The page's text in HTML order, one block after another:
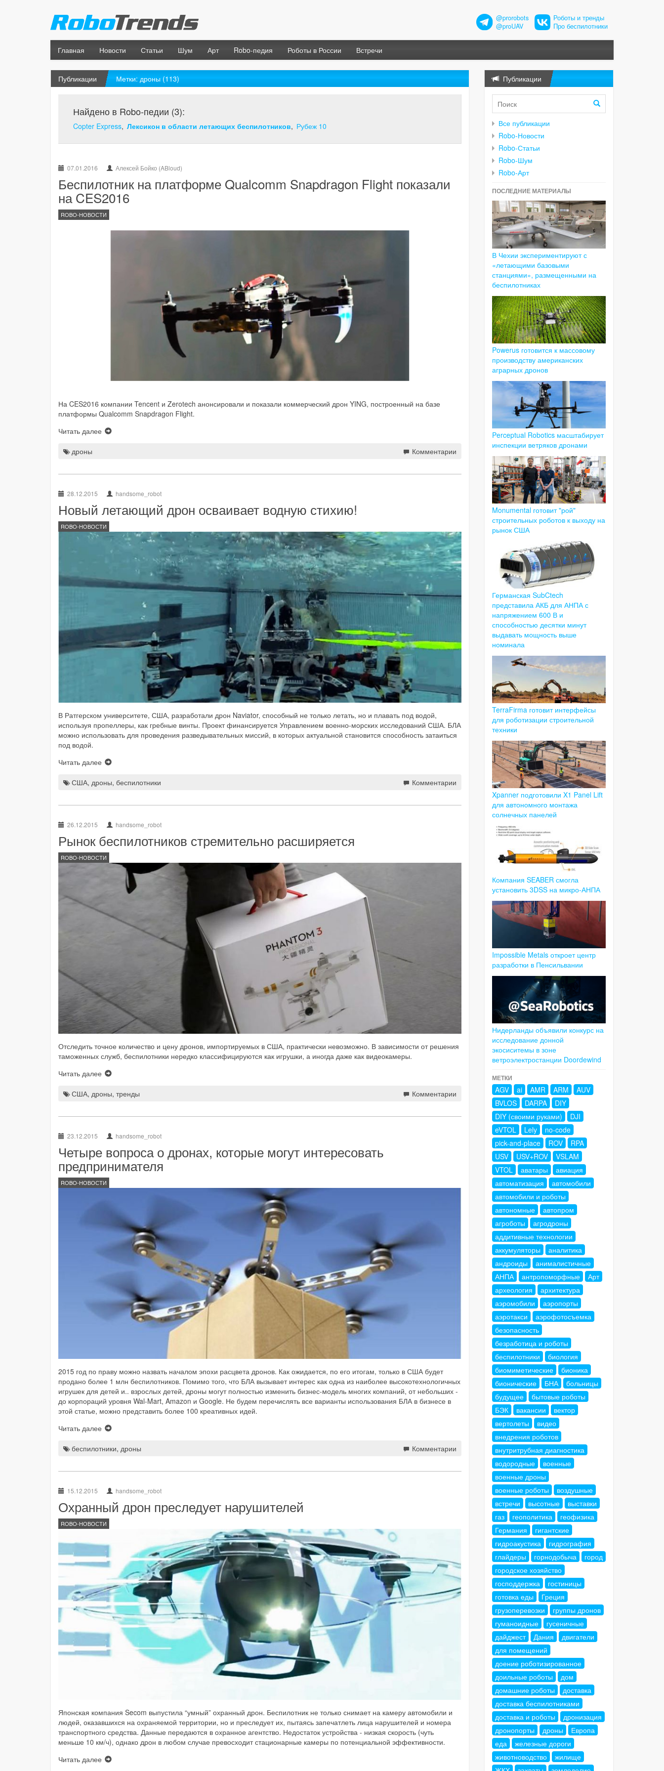
@prorobots
@proUAV
Роботы и тренды
Про беспилотники
Главная Новости Статьи Шум Арт Robo-педия Роботы в России Встречи
Публикации Метки: дроны (113)
Найдено в Robo-педии (3):
Copter Express Лексикон в области летающих беспилотников Рубеж 10
07.01.2016 Алексей Бойко (ABloud)
Беспилотник на платформе Qualcomm Snapdragon Flight показали
на CES2016
ROBO-НОВОСТИ
На CES2016 компании Tencent и Zerotech анонсировали и показали коммерческий дрон YING, построенный на базе
платформы Qualcomm Snapdragon Flight.
Читать далее
дроны Комментарии
28.12.2015 handsome_robot
Новый летающий дрон осваивает водную стихию!
ROBO-НОВОСТИ
В Ратгерском университете, США, разработали дрон Naviator, способный не только летать, но и плавать под водой,
используя пропеллеры, как гребные винты. Проект финансируется Управлением военно-морских исследований США. БЛА
можно использовать для проведения разведывательных миссий, в которых актуальной становится способность затаиться
под водой.
Читать далее
США, дроны, беспилотники Комментарии
26.12.2015 handsome_robot
Рынок беспилотников стремительно расширяется
ROBO-НОВОСТИ
Отследить точное количество и цену дронов, импортируемых в США, практически невозможно. В зависимости от решения
таможенных служб, беспилотники нередко классифицируются как игрушки, а иногда даже как видеокамеры.
Читать далее
США, дроны, тренды Комментарии
23.12.2015 handsome_robot
Четыре вопроса о дронах, которые могут интересовать
предпринимателя
ROBO-НОВОСТИ
2015 год по праву можно назвать началом эпохи расцвета дронов. Как ожидается, по его итогам, только в США будет
продано более 1 млн беспилотников. Помимо того, что БЛА вызывает интерес как одна из наиболее высокотехнологичных
игрушек для детей и.. взрослых детей, дроны могут полностью изменить бизнес-модель многих компаний, от небольших -
до корпораций уровня Wal-Mart, Amazon и Google. Не будем перечислять все варианты использования БЛА в бизнесе в
этой статье, можно представить более 100 креативных идей.
Читать далее
беспилотники, дроны Комментарии
15.12.2015 handsome_robot
Охранный дрон преследует нарушителей
ROBO-НОВОСТИ
Японская компания Secom выпустила “умный” охранный дрон. Беспилотник не только снимает на камеру автомобили и
людей, оказавшихся на охраняемой территории, но и преследует их, пытаясь запечатлеть лица нарушителей и номера
транспортного средства. Данные передаются в охранное агентство. Недостаток устройства - низкая скорость (чуть
меньше 10 км/ч), однако дрон в любом случае превосходит стационарные камеры по потенциальной эффективности.
Читать далее
Публикации
Все публикации
Robo-Новости
Robo-Статьи
Robo-Шум
Robo-Арт
ПОСЛЕДНИЕ МАТЕРИАЛЫ
В Чехии экспериментируют с
«летающими базовыми
станциями», размещенными на
беспилотниках
Powerus готовится к массовому
производству американских
аграрных дронов
Perceptual Robotics масштабирует
инспекции ветряков дронами
Monumental готовит "рой"
строительных роботов к выходу на
рынок США
Германская SubCtech
представила АКБ для АНПА с
напряжением 600 В и
способностью десятки минут
выдавать мощность выше
номинала
TerraFirma готовит интерфейсы
для роботизации строительной
техники
Xpanner подготовили X1 Panel Lift
для автономного монтажа
солнечных панелей
Компания SEABER смогла
установить 3DSS на микро-АНПА
Impossible Metals откроет центр
разработки в Пенсильвании
Нидерланды объявили конкурс на
исследование донной
экосиситемы в зоне
ветроэлектростанции Doordewind
МЕТКИ
AGV ai AMR ARM
AUV
BVLOS
DARPA
DIY
DIY (своими руками)
DJI
eVTOL
Lely
no-code
pick-and-place
ROV
RPA
USV
USV+ROV
VSLAM
VTOL
аватары
авиация
автоматизация
автомобили
автомобили и роботы
автономные
автопром
агроботы
агродроны
аддитивные технологии
аккумуляторы
аналитика
андроиды
анималистичные
АНПА
антропоморфные
Арт
археология
архитектура
аэромобили
аэропорты
аэротакси
аэрофотосъемка
безопасность
безработица и роботы
беспилотники
биология
биомиметические
бионика
бионические
БНА
больницы
будущее
бытовые роботы
БЭК
вакансии
вектор
вертолеты
видео
внедрения роботов
внутритрубная диагностика
водородные
военные
военные дроны
военные роботы
воздушные
встречи
высотные
выставки
газ
геополитика
геофизика
Германия
гигантские
гидроакустика
гидрография
глайдеры
горнодобыча
город
городское хозяйство
господдержка
гостиницы
готовка еды
Греция
грузоперевозки
группы дронов
гуманоидные
гусеничные
дайджест
Дания
двигатели
для помещений
доение роботизированное
доильные роботы
дом
домашние роботы
доставка
доставка беспилотниками
доставка и роботы
дронизация
дронопорты
дроны
Европа
еда
железные дороги
животноводство
жилище